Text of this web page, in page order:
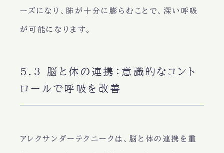
ーズ になり、肺が十分に膨らむ ことで、 深い呼吸
が可能になります。
5.3 脳と体の連携：意識的なコント
ロールで呼吸を改善
アレクサンダーテクニークは、 脳と体の連携 を重